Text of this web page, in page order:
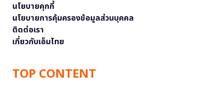
นโยบายคุกกี้
นโยบายการคุ้มครองข้อมูลส่วนบุคคล
ติดต่อเรา
เกี่ยวกับเอ็มไทย
TOP CONTENT